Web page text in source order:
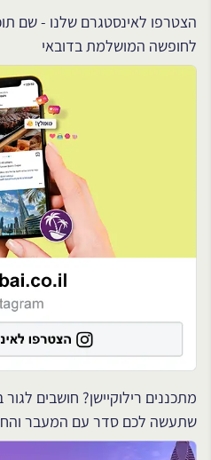
הצטרפו לאינסטגרם שלנו - שם
לחופשה המושלמת בדובאי
מתכננים רילוקיישן? חושבים
שתעשה לכם סדר עם המעבר